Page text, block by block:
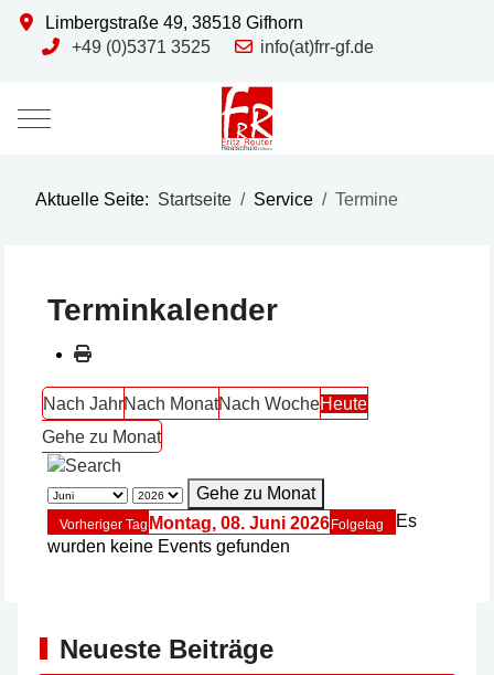
Limbergstraße 49, 38518 Gifhorn
+49 (0)5371 3525
info(at)frr-gf.de
Mobile Menu Toggle
Aktuelle Seite: Startseite Service Termine
Terminkalender
Nach JahrNach MonatNach WocheHeute
Gehe zu Monat
Gehe zu Monat
Vorheriger Tag Montag, 08. Juni 2026Folgetag
Es
wurden keine Events gefunden
Neueste Beiträge